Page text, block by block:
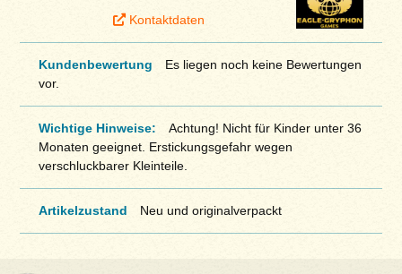
Kontaktdaten
Kundenbewertung
Es liegen noch keine Bewertungen
vor.
Wichtige Hinweise:
Achtung! Nicht für Kinder unter 36
Monaten geeignet. Erstickungsgefahr wegen
verschluckbarer Kleinteile.
Artikelzustand Neu und originalverpackt